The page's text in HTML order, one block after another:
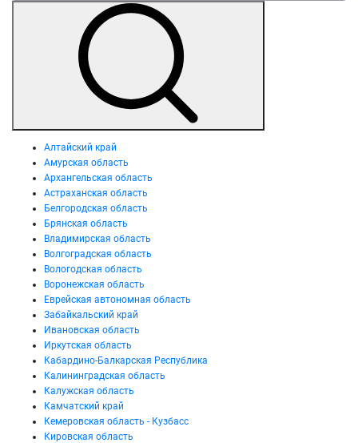
Алтайский край
Амурская область
Архангельская область
Астраханская область
Белгородская область
Брянская область
Владимирская область
Волгоградская область
Вологодская область
Воронежская область
Еврейская автономная область
Забайкальский край
Ивановская область
Иркутская область
Кабардино-Балкарская Республика
Калининградская область
Калужская область
Камчатский край
Кемеровская область - Кузбасс
Кировская область